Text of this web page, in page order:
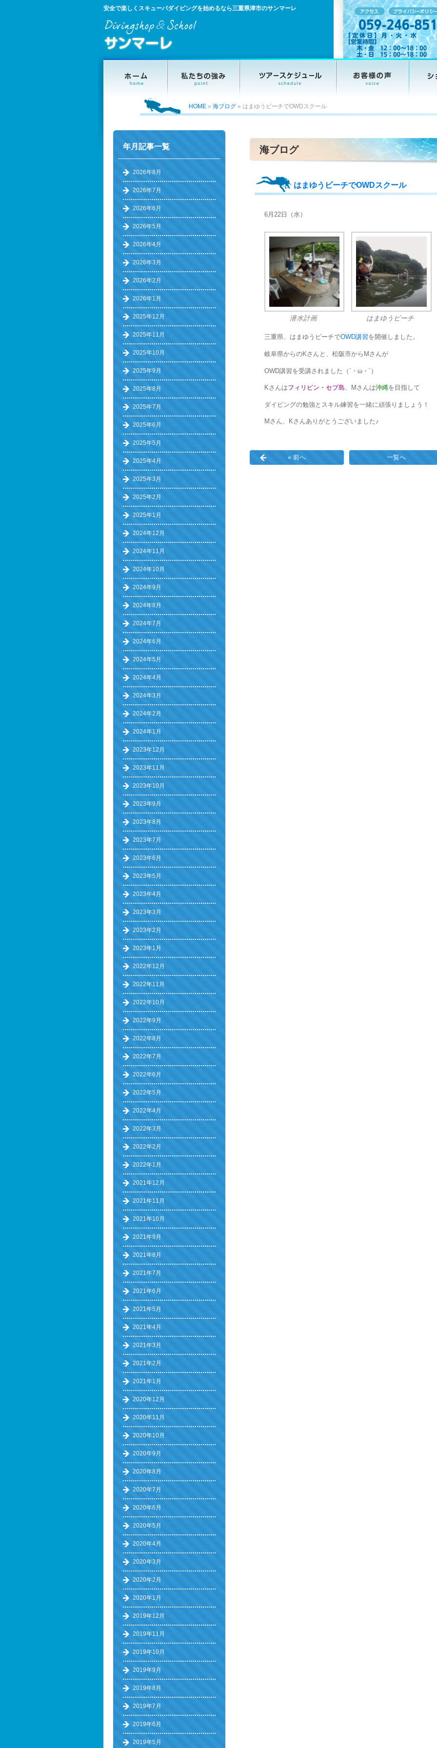
安全で楽しくスキューバダイビングを始めるなら三重県津市のサンマーレ
HOME » 海ブログ » はまゆうビーチでOWDスクール
海ブログ
はまゆうビーチでOWDスクール
6月22日（水）
潜水計画 はまゆうビーチ
三重県、はまゆうビーチでOWD講習を開催しました。
岐阜県からのKさんと、松阪市からMさんが
OWD講習を受講されました（`・ω・´）
Kさんはフィリピン・セブ島、Mさんは沖縄を目指して
ダイビングの勉強とスキル練習を一緒に頑張りましょう！
Mさん、Kさんありがとうございました♪
« 前へ 一覧へ
年月記事一覧
2026年8月
2026年7月
2026年6月
2026年5月
2026年4月
2026年3月
2026年2月
2026年1月
2025年12月
2025年11月
2025年10月
2025年9月
2025年8月
2025年7月
2025年6月
2025年5月
2025年4月
2025年3月
2025年2月
2025年1月
2024年12月
2024年11月
2024年10月
2024年9月
2024年8月
2024年7月
2024年6月
2024年5月
2024年4月
2024年3月
2024年2月
2024年1月
2023年12月
2023年11月
2023年10月
2023年9月
2023年8月
2023年7月
2023年6月
2023年5月
2023年4月
2023年3月
2023年2月
2023年1月
2022年12月
2022年11月
2022年10月
2022年9月
2022年8月
2022年7月
2022年6月
2022年5月
2022年4月
2022年3月
2022年2月
2022年1月
2021年12月
2021年11月
2021年10月
2021年9月
2021年8月
2021年7月
2021年6月
2021年5月
2021年4月
2021年3月
2021年2月
2021年1月
2020年12月
2020年11月
2020年10月
2020年9月
2020年8月
2020年7月
2020年6月
2020年5月
2020年4月
2020年3月
2020年2月
2020年1月
2019年12月
2019年11月
2019年10月
2019年9月
2019年8月
2019年7月
2019年6月
2019年5月